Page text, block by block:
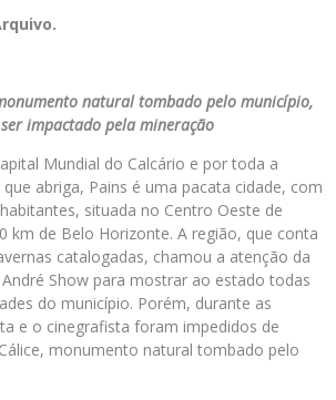
natural tombado pelo município,
impactado pela mineração
Mundial do Calcário e por toda a
abriga, Pains é uma pacata cidade, com
situada no Centro Oeste de
km de Belo Horizonte. A região, que conta
catalogadas, chamou a atenção da
Show para mostrar ao estado todas
do município. Porém, durante as
e o cinegrafista foram impedidos de
monumento natural tombado pelo